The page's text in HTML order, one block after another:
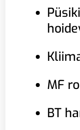
MF
BT